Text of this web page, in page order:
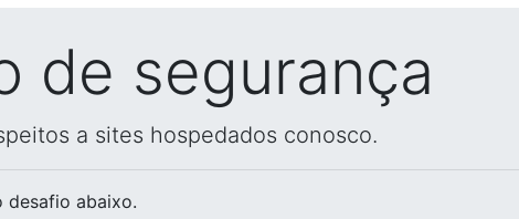
de segurança
a sites hospedados conosco.
desafio abaixo.